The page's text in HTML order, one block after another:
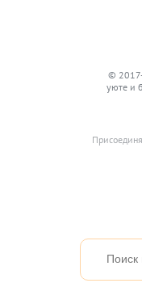
©
уюте и